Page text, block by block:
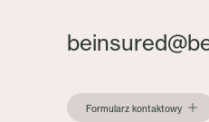
Formularz kontaktowy